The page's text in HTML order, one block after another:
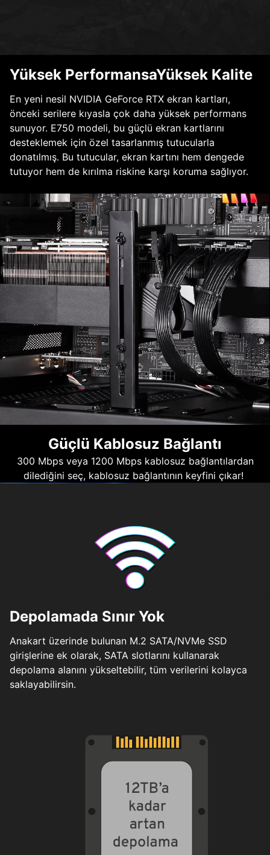
Yüksek PerformansaYüksek Kalite
En yeni nesil NVIDIA GeForce RTX ekran kartları,
önceki serilere kıyasla çok daha yüksek performans
sunuyor. E750 modeli, bu güçlü ekran kartlarını
desteklemek için özel tasarlanmış tutucularla
donatılmış. Bu tutucular, ekran kartını hem dengede
tutuyor hem de kırılma riskine karşı koruma sağlıyor.
Güçlü Kablosuz Bağlantı
300 Mbps veya 1200 Mbps kablosuz bağlantılardan
dilediğini seç, kablosuz bağlantının keyfini çıkar!
Depolamada Sınır Yok
Anakart üzerinde bulunan M.2 SATA/NVMe SSD
girişlerine ek olarak, SATA slotlarını kullanarak
depolama alanını yükseltebilir, tüm verilerini kolayca
saklayabilirsin.